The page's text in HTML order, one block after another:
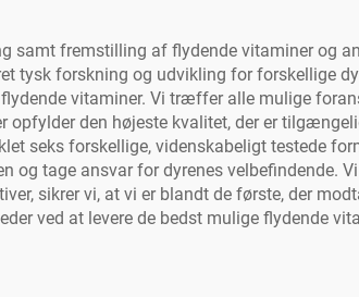
samt fremstilling af flydende vitaminer og
tysk forskning og udvikling for forskellige
vitaminer. Vi træffer alle mulige
opfylder den højeste kvalitet, der er
seks forskellige, videnskabeligt testede
tage ansvar for dyrenes velbefindende.
sikrer vi, at vi er blandt de første, der
ved at levere de bedst mulige flydende